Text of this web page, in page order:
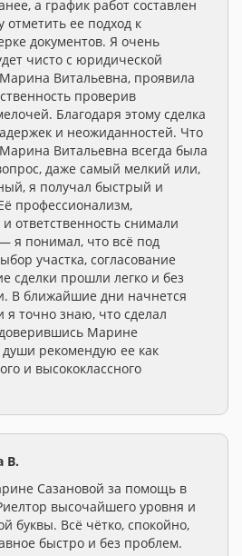
а график работ составлен
отметить ее подход к
документов. Я очень
чисто с юридической
Витальевна, проявила
проверив
Благодаря этому сделка
и неожиданностей. Что
Витальевна всегда была
даже самый мелкий или,
я получал быстрый и
профессионализм,
ответственность снимали
я понимал, что всё под
участка, согласование
сделки прошли легко и без
В ближайшие дни начнется
я точно знаю, что сделал
Марине
рекомендую ее как
и высококлассного
В.
Сазановой за помощь в
высочайшего уровня и
буквы. Всё чётко, спокойно,
быстро и без проблем.